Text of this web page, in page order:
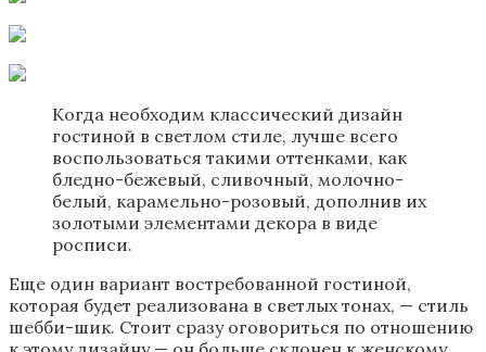
Когда необходим классический дизайн
гостиной в светлом стиле, лучше всего
воспользоваться такими оттенками, как
бледно-бежевый, сливочный, молочно-
белый, карамельно-розовый, дополнив их
золотыми элементами декора в виде
росписи.
Еще один вариант востребованной гостиной,
которая будет реализована в светлых тонах, — стиль
шебби-шик. Стоит сразу оговориться по отношению